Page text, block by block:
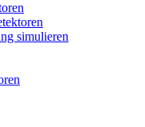
simulieren